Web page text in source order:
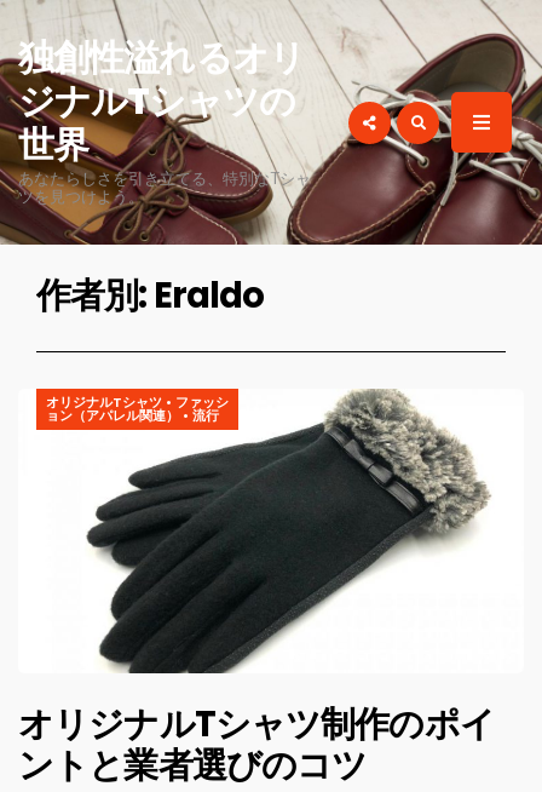
for:
独創性溢れるオリ
ジナルTシャツの
世界
あなたらしさを引き立てる、特別なTシャ
ツを見つけよう。
作者別:Eraldo
オリジナルTシャツ • ファッシ
ョン（アパレル関連） • 流行
オリジナルTシャツ制作のポイ
ントと業者選びのコツ